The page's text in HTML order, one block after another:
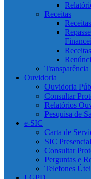
Receitas
Ouvidoria
Ouvidoria
Consultar
Relatórios
Pesquisa de
e-SIC
Carta de
SIC Presencial
Consultar
Perguntas e
Telefones